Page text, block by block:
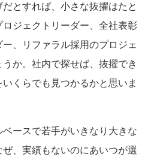
とすれば、小さな抜擢はたと
ジェクトリーダー、全社表彰
、リファラル採用のプロジェ
か。社内で探せば、抜擢でき
くらでも見つかるかと思いま
ースで若手がいきなり大きな
、実績もないのにあいつが選